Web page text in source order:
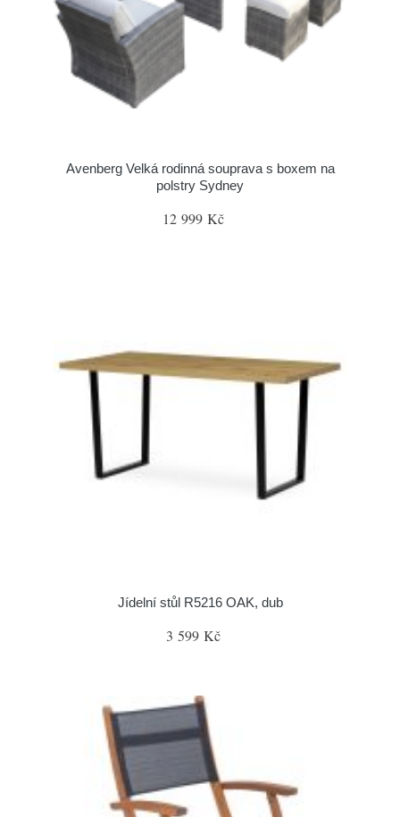
Avenberg Velká rodinná souprava s boxem na
polstry Sydney
12 999 Kč
Jídelní stůl R5216 OAK, dub
3 599 Kč